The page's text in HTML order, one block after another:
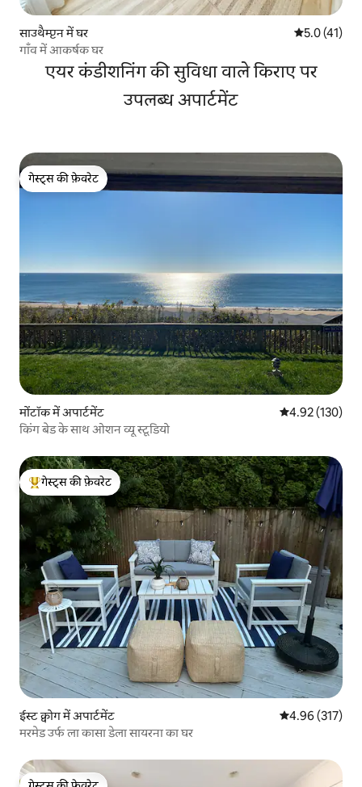
साउथैम्प्टन में घर औसत रेटिंग 5
5.0 (41)
गाँव में आकर्षक घर
एयर कंडीशनिंग की सुविधा वाले किराए पर
उपलब्ध अपार्टमेंट
गेस्ट्स की फ़ेवरेट
गेस्ट्स की फ़ेवरेट
मोंटॉक में अपार्टमेंट औसत रेटिंग 5 में से
4.92 (130)
किंग बेड के साथ ओशन व्यू स्टूडियो
गेस्ट्स का टॉप फ़ेवरेट
गेस्ट्स की फ़ेवरेट
ईस्ट क्वोग में अपार्टमेंट औसत रेटिंग 5 में से
4.96 (317)
मरमेड उर्फ ला कासा डेला सायरना का घर